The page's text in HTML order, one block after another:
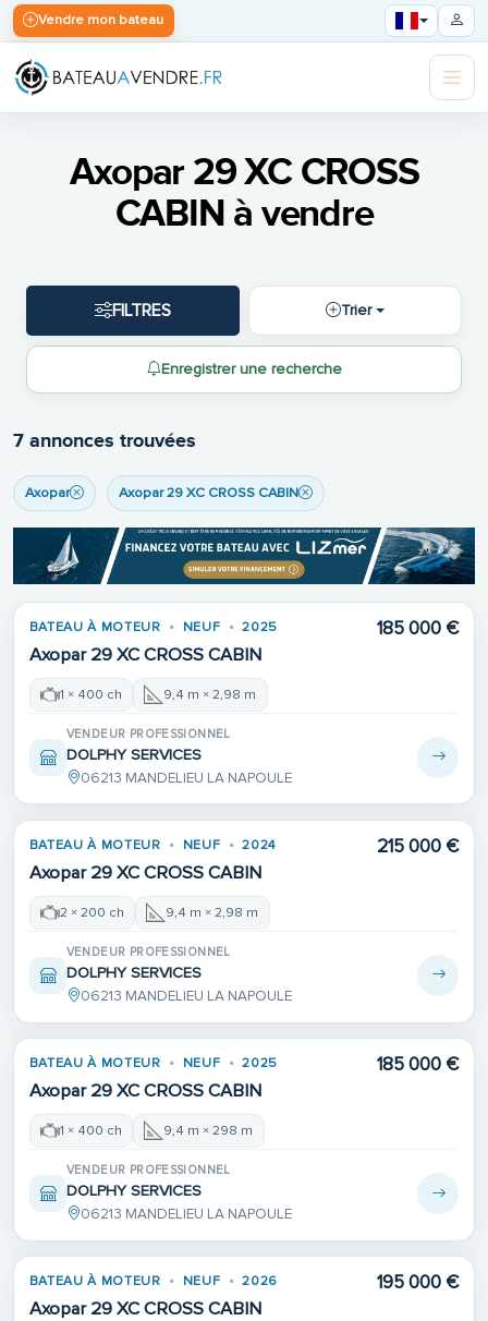
Vendre mon bateau
Axopar 29 XC CROSS
CABIN à vendre
FILTRES Trier
Enregistrer une recherche
7 annonces trouvées
Axopar Axopar 29 XC CROSS CABIN
BATEAU À MOTEUR NEUF 2025
Axopar 29 XC CROSS CABIN
185 000 €
1 × 400 ch 9,4 m × 2,98 m
VENDEUR PROFESSIONNEL
DOLPHY SERVICES
06213 MANDELIEU LA NAPOULE
BATEAU À MOTEUR NEUF 2024
Axopar 29 XC CROSS CABIN
215 000 €
2 × 200 ch 9,4 m × 2,98 m
VENDEUR PROFESSIONNEL
DOLPHY SERVICES
06213 MANDELIEU LA NAPOULE
BATEAU À MOTEUR NEUF 2025
Axopar 29 XC CROSS CABIN
185 000 €
1 × 400 ch 9,4 m × 298 m
VENDEUR PROFESSIONNEL
DOLPHY SERVICES
06213 MANDELIEU LA NAPOULE
BATEAU À MOTEUR NEUF 2026
Axopar 29 XC CROSS CABIN
195 000 €